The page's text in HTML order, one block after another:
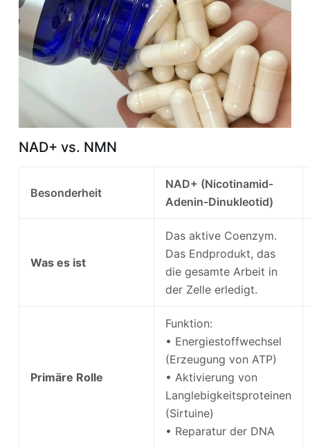
NAD+ vs. NMN
Besonderheit
NAD+ (Nicotinamid-
Adenin-Dinukleotid)
Was es ist
Das aktive Coenzym.
Das Endprodukt, das
die gesamte Arbeit in
der Zelle erledigt.
Primäre Rolle
Funktion:
• Energiestoffwechsel
(Erzeugung von ATP)
• Aktivierung von
Langlebigkeitsproteinen
(Sirtuine)
• Reparatur der DNA